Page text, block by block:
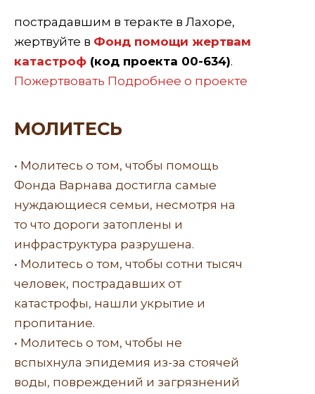
пострадавшим в теракте в Лахоре,
жертвуйте в Фонд помощи жертвам
катастроф (код проекта 00-634).
Пожертвовать Подробнее о проекте
МОЛИТЕСЬ
• Молитесь о том, чтобы помощь
Фонда Варнава достигла самые
нуждающиеся семьи, несмотря на
то что дороги затоплены и
инфраструктура разрушена.
• Молитесь о том, чтобы сотни тысяч
человек, пострадавших от
катастрофы, нашли укрытие и
пропитание.
• Молитесь о том, чтобы не
вспыхнула эпидемия из-за стоячей
воды, повреждений и загрязнений